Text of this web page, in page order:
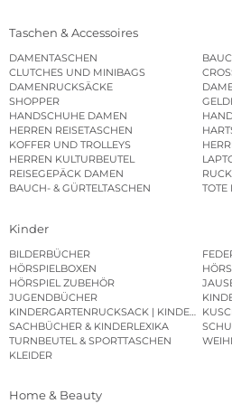
Taschen & Accessoires
DAMENTASCHEN
CLUTCHES UND MINIBAGS
DAMENRUCKSÄCKE
SHOPPER
HANDSCHUHE DAMEN
HERREN REISETASCHEN
KOFFER UND TROLLEYS
HERREN KULTURBEUTEL
REISEGEPÄCK DAMEN
BAUCH- & GÜRTELTASCHEN
TOTE
Kinder
BILDERBÜCHER
HÖRSPIELBOXEN
HÖRSPIEL ZUBEHÖR
JUGENDBÜCHER
KINDERGARTENRUCKSACK |
SACHBÜCHER & KINDERLEXIKA
TURNBEUTEL & SPORTTASCHEN
KLEIDER
Home & Beauty